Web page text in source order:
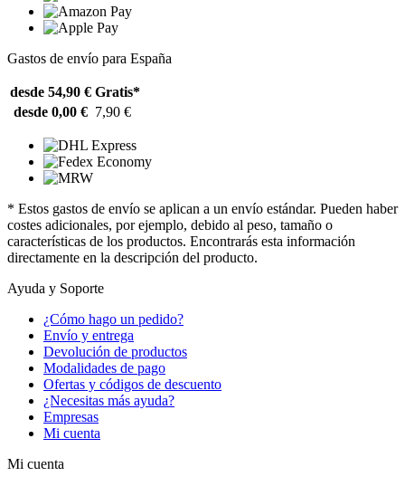
Gastos de envío para España
desde 54,90 € Gratis*
desde 0,00 € 7,90 €
* Estos gastos de envío se aplican a un envío estándar. Pueden haber
costes adicionales, por ejemplo, debido al peso, tamaño o
características de los productos. Encontrarás esta información
directamente en la descripción del producto.
Ayuda y Soporte
¿Cómo hago un pedido?
Envío y entrega
Devolución de productos
Modalidades de pago
Ofertas y códigos de descuento
¿Necesitas más ayuda?
Empresas
Mi cuenta
Mi cuenta